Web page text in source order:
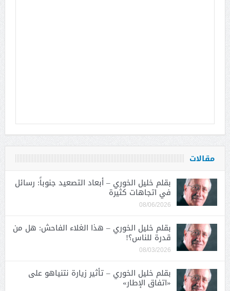
مقالات
بقلم خليل الخوري – أبعاد التصعيد جنوباً: رسائل
في اتجاهات كثيرة
08/06/2026
بقلم خليل الخوري – هذا الغلاء الفاحش: هل من
قدرة للناس؟!
08/03/2026
بقلم خليل الخوري – تأثير زيارة نتنياهو على
«اتفاق الإطار»